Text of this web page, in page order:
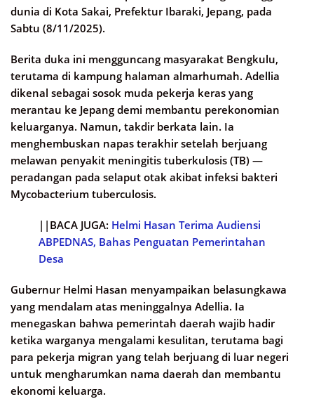
dunia di Kota Sakai, Prefektur Ibaraki, Jepang, pada
Sabtu (8/11/2025).
Berita duka ini mengguncang masyarakat Bengkulu,
terutama di kampung halaman almarhumah. Adellia
dikenal sebagai sosok muda pekerja keras yang
merantau ke Jepang demi membantu perekonomian
keluarganya. Namun, takdir berkata lain. Ia
menghembuskan napas terakhir setelah berjuang
melawan penyakit meningitis tuberkulosis (TB) —
peradangan pada selaput otak akibat infeksi bakteri
Mycobacterium tuberculosis.
||BACA JUGA: Helmi Hasan Terima Audiensi
ABPEDNAS, Bahas Penguatan Pemerintahan
Desa
Gubernur Helmi Hasan menyampaikan belasungkawa
yang mendalam atas meninggalnya Adellia. Ia
menegaskan bahwa pemerintah daerah wajib hadir
ketika warganya mengalami kesulitan, terutama bagi
para pekerja migran yang telah berjuang di luar negeri
untuk mengharumkan nama daerah dan membantu
ekonomi keluarga.